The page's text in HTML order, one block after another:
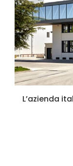
L’azienda